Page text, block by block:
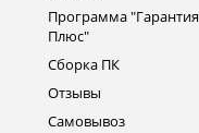
Программа "Гарантия
Плюс"
Сборка ПК
Отзывы
Самовывоз